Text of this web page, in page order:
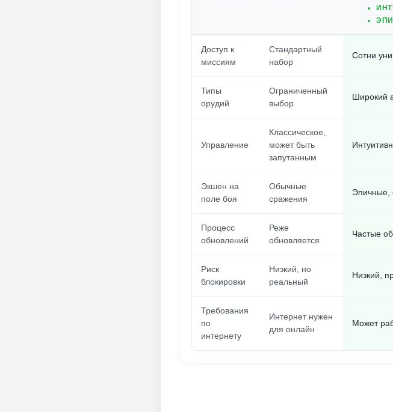
Доступ к
миссиям
Стандартный
набор
Сотни
Типы
орудий
Ограниченный
выбор
Широкий
Управление
Классическое,
может быть
запутанным
Экшен на
поле боя
Обычные
сражения
Эпичные,
Процесс
обновлений
Реже
обновляется
Частые
Риск
блокировки
Низкий, но
реальный
Низкий,
Требования
по
интернету
Интернет нужен
для онлайн
Может